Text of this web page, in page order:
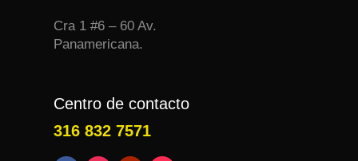
Cra 1 #6 – 60 Av.
Panamericana.
Centro de contacto
316 832 7571